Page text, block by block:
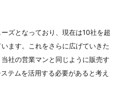
ズとなっており、現在は10社を超
ます。これをさらに広げていきた
社の営業マンと同じように販売す
テムを活用する必要があると考え